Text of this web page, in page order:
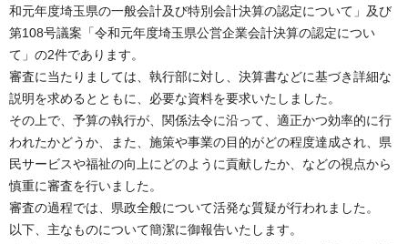
和元年度埼玉県の一般会計及び特別会計決算の認定について」及び
第108号議案「令和元年度埼玉県公営企業会計決算の認定につい
て」の2件であります。
審査に当たりましては、執行部に対し、決算書などに基づき詳細な
説明を求めるとともに、必要な資料を要求いたしました。
その上で、予算の執行が、関係法令に沿って、適正かつ効率的に行
われたかどうか、また、施策や事業の目的がどの程度達成され、県
民サービスや福祉の向上にどのように貢献したか、などの視点から
慎重に審査を行いました。
審査の過程では、県政全般について活発な質疑が行われました。
以下、主なものについて簡潔に御報告いたします。